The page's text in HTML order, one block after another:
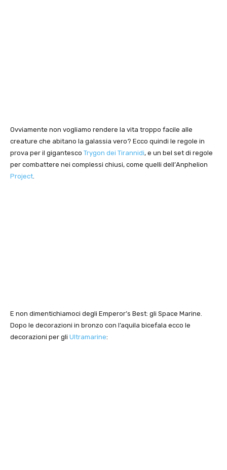
Ovviamente non vogliamo rendere la vita troppo facile alle
creature che abitano la galassia vero? Ecco quindi le regole in
prova per il gigantesco Trygon dei Tirannidi, e un bel set di regole
per combattere nei complessi chiusi, come quelli dell’Anphelion
Project.
E non dimentichiamoci degli Emperor’s Best: gli Space Marine.
Dopo le decorazioni in bronzo con l’aquila bicefala ecco le
decorazioni per gli Ultramarine: